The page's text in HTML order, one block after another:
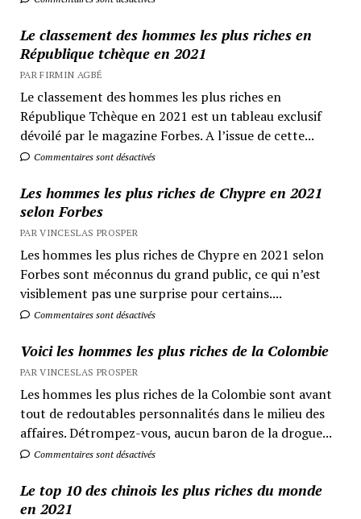
Le classement des hommes les plus riches en
République tchèque en 2021
PAR FIRMIN AGBÉ
Le classement des hommes les plus riches en
République Tchèque en 2021 est un tableau exclusif
dévoilé par le magazine Forbes. A l’issue de cette...
Commentaires sont désactivés
Les hommes les plus riches de Chypre en 2021
selon Forbes
PAR VINCESLAS PROSPER
Les hommes les plus riches de Chypre en 2021 selon
Forbes sont méconnus du grand public, ce qui n’est
visiblement pas une surprise pour certains....
Commentaires sont désactivés
Voici les hommes les plus riches de la Colombie
PAR VINCESLAS PROSPER
Les hommes les plus riches de la Colombie sont avant
tout de redoutables personnalités dans le milieu des
affaires. Détrompez-vous, aucun baron de la drogue...
Commentaires sont désactivés
Le top 10 des chinois les plus riches du monde
en 2021